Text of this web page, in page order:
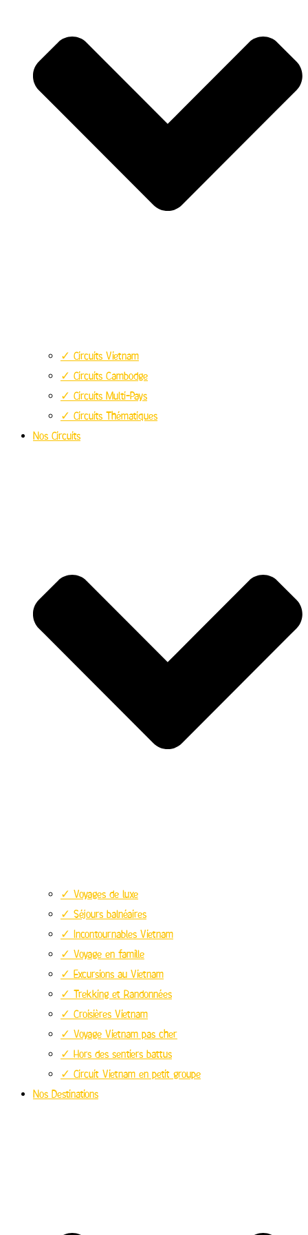
✓ Circuits Vietnam
✓ Circuits Cambodge
✓ Circuits Multi-Pays
✓ Circuits Thématiques
Nos Circuits
✓ Voyages de luxe
✓ Séjours balnéaires
✓ Incontournables Vietnam
✓ Voyage en famille
✓ Excursions au Vietnam
✓ Trekking et Randonnées
✓ Croisières Vietnam
✓ Voyage Vietnam pas cher
✓ Hors des sentiers battus
✓ Circuit Vietnam en petit groupe
Nos Destinations